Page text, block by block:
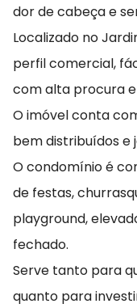
dor de cabeça e
Localizado no
perfil comercial,
com alta procura
O imóvel conta
bem distribuídos e
O condomínio é
de festas,
playground,
fechado.
Serve tanto para
quanto para